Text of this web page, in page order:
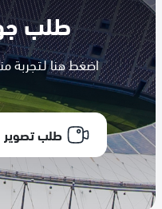
طلب
اضغط هنا لـتجربة
طلب تصوير